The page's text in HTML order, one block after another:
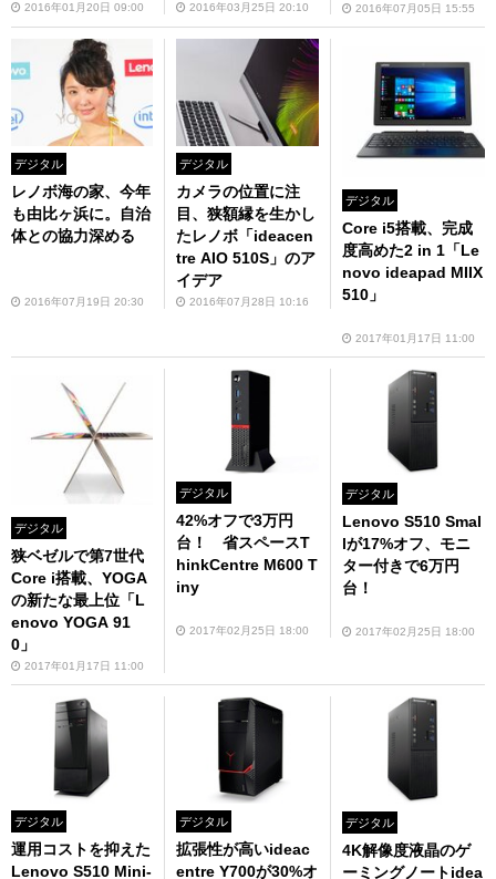
2016年01月20日 09:00 2016年03月25日 20:10 2016年07月05日 15:55
デジタル
レノボ海の家、今年
も由比ヶ浜に。自治
体との協力深める
2016年07月19日 20:30
デジタル
カメラの位置に注
目、狭額縁を生かし
たレノボ「ideacen
tre AIO 510S」のア
イデア
2016年07月28日 10:16
デジタル
Core i5搭載、完成
度高めた2 in 1「Le
novo ideapad MIIX
510」
2017年01月17日 11:00
デジタル
狭ベゼルで第7世代
Core i搭載、YOGA
の新たな最上位「L
enovo YOGA 91
0」
2017年01月17日 11:00
デジタル
42%オフで3万円
台！ 省スペースT
hinkCentre M600 T
iny
2017年02月25日 18:00
デジタル
Lenovo S510 Smal
lが17%オフ、モニ
ター付きで6万円
台！
2017年02月25日 18:00
デジタル
運用コストを抑えた
Lenovo S510 Mini-
デジタル
拡張性が高いideac
entre Y700が30%オ
デジタル
4K解像度液晶のゲ
ーミングノートidea